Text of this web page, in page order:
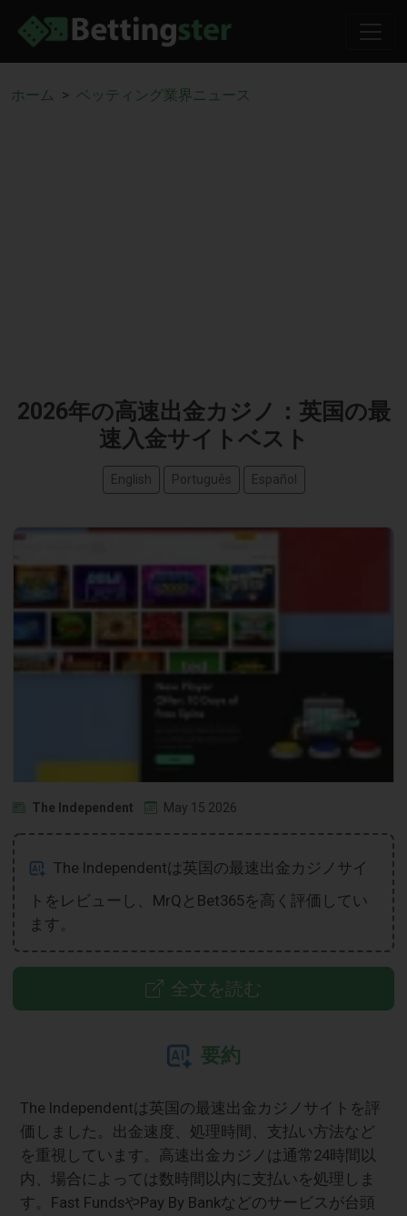
ホーム ベッティング業界ニュース
2026年の高速出金カジノ：英国の最
速入金サイトベスト
English Português Español
The Independent May 15 2026
The Independentは英国の最速出金カジノサイ
トをレビューし、MrQとBet365を高く評価してい
ます。
全文を読む
要約
The Independentは英国の最速出金カジノサイトを評
価しました。出金速度、処理時間、支払い方法など
を重視しています。高速出金カジノは通常24時間以
内、場合によっては数時間以内に支払いを処理しま
す。Fast FundsやPay By Bankなどのサービスが台頭